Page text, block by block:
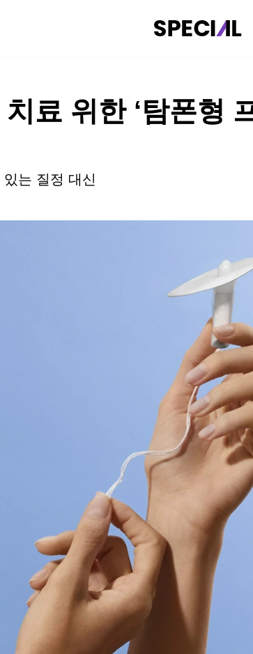
SPECIAL
료 위한 ‘탐폰형
는 질정 대신